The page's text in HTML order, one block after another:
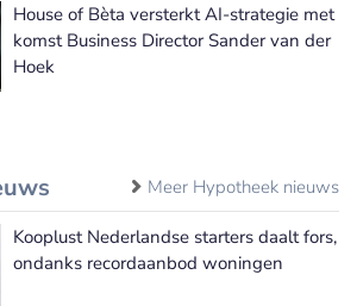
House of Bèta versterkt AI-strategie met
komst Business Director Sander van der
Hoek
Meer Hypotheek nieuws
Kooplust Nederlandse starters daalt fors,
ondanks recordaanbod woningen